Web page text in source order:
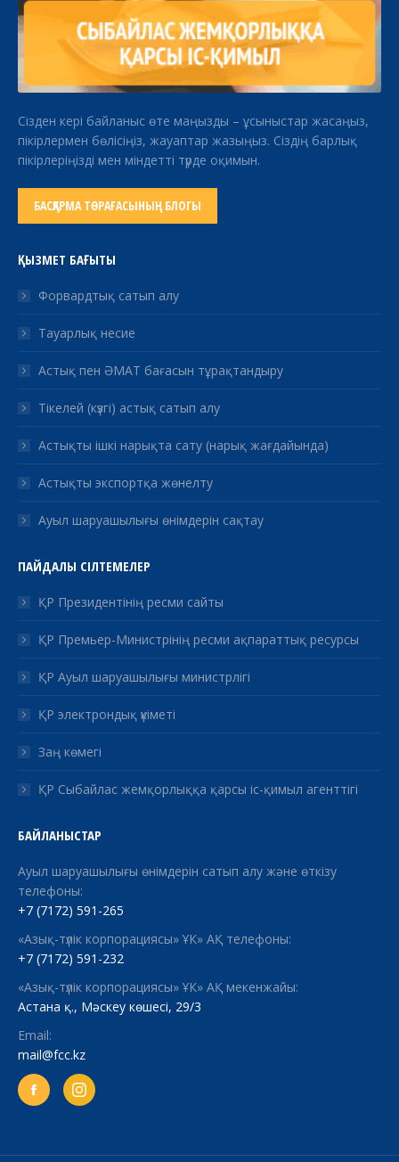
Сізден кері байланыс өте маңызды – ұсыныстар жасаңыз,
пікірлермен бөлісіңіз, жауаптар жазыңыз. Сіздің барлық
пікірлеріңізді мен міндетті түрде оқимын.
БАСҚАРМА ТӨРАҒАСЫНЫҢ БЛОГЫ
ҚЫЗМЕТ БАҒЫТЫ
Форвардтық сатып алу
Тауарлық несие
Астық пен ӘМАТ бағасын тұрақтандыру
Тікелей (күзгі) астық сатып алу
Астықты ішкі нарықта сату (нарық жағдайында)
Астықты экспортқа жөнелту
Ауыл шаруашылығы өнімдерін сақтау
ПАЙДАЛЫ СІЛТЕМЕЛЕР
ҚР Президентінің ресми сайты
ҚР Премьер-Министрінің ресми ақпараттық ресурсы
ҚР Ауыл шаруашылығы министрлігі
ҚР электрондық үкіметі
Заң көмегі
ҚР Сыбайлас жемқорлыққа қарсы іс-қимыл агенттігі
БАЙЛАНЫСТАР
Ауыл шаруашылығы өнімдерін сатып алу және өткізу
телефоны:
+7 (7172) 591-265
«Азық-түлік корпорациясы» ҰК» АҚ телефоны:
+7 (7172) 591-232
«Азық-түлік корпорациясы» ҰК» АҚ мекенжайы:
Астана қ., Мәскеу көшесі, 29/3
Email:
mail@fcc.kz
Facebook